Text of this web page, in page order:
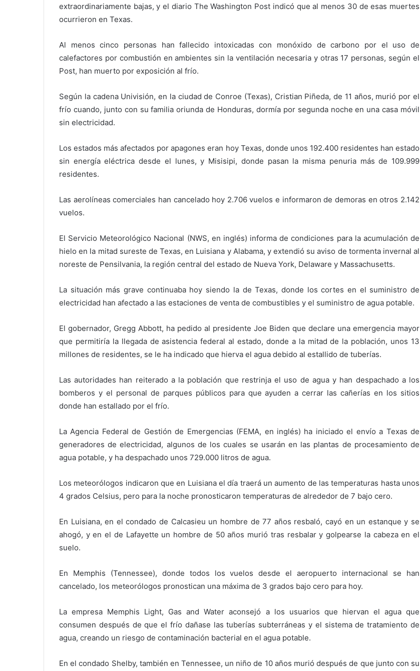
extraordinariamente bajas, y el diario The Washington Post indicó que al menos 30 de esas muertes
ocurrieron en Texas.
Al menos cinco personas han fallecido intoxicadas con monóxido de carbono por el uso de
calefactores por combustión en ambientes sin la ventilación necesaria y otras 17 personas, según el
Post, han muerto por exposición al frío.
Según la cadena Univisión, en la ciudad de Conroe (Texas), Cristian Piñeda, de 11 años, murió por el
frío cuando, junto con su familia oriunda de Honduras, dormía por segunda noche en una casa móvil
sin electricidad.
Los estados más afectados por apagones eran hoy Texas, donde unos 192.400 residentes han estado
sin energía eléctrica desde el lunes, y Misisipi, donde pasan la misma penuria más de 109.999
residentes.
Las aerolíneas comerciales han cancelado hoy 2.706 vuelos e informaron de demoras en otros 2.142
vuelos.
El Servicio Meteorológico Nacional (NWS, en inglés) informa de condiciones para la acumulación de
hielo en la mitad sureste de Texas, en Luisiana y Alabama, y extendió su aviso de tormenta invernal al
noreste de Pensilvania, la región central del estado de Nueva York, Delaware y Massachusetts.
La situación más grave continuaba hoy siendo la de Texas, donde los cortes en el suministro de
electricidad han afectado a las estaciones de venta de combustibles y el suministro de agua potable.
El gobernador, Gregg Abbott, ha pedido al presidente Joe Biden que declare una emergencia mayor
que permitiría la llegada de asistencia federal al estado, donde a la mitad de la población, unos 13
millones de residentes, se le ha indicado que hierva el agua debido al estallido de tuberías.
Las autoridades han reiterado a la población que restrinja el uso de agua y han despachado a los
bomberos y el personal de parques públicos para que ayuden a cerrar las cañerías en los sitios
donde han estallado por el frío.
La Agencia Federal de Gestión de Emergencias (FEMA, en inglés) ha iniciado el envío a Texas de
generadores de electricidad, algunos de los cuales se usarán en las plantas de procesamiento de
agua potable, y ha despachado unos 729.000 litros de agua.
Los meteorólogos indicaron que en Luisiana el día traerá un aumento de las temperaturas hasta unos
4 grados Celsius, pero para la noche pronosticaron temperaturas de alrededor de 7 bajo cero.
En Luisiana, en el condado de Calcasieu un hombre de 77 años resbaló, cayó en un estanque y se
ahogó, y en el de Lafayette un hombre de 50 años murió tras resbalar y golpearse la cabeza en el
suelo.
En Memphis (Tennessee), donde todos los vuelos desde el aeropuerto internacional se han
cancelado, los meteorólogos pronostican una máxima de 3 grados bajo cero para hoy.
La empresa Memphis Light, Gas and Water aconsejó a los usuarios que hiervan el agua que
consumen después de que el frío dañase las tuberías subterráneas y el sistema de tratamiento de
agua, creando un riesgo de contaminación bacterial en el agua potable.
En el condado Shelby, también en Tennessee, un niño de 10 años murió después de que junto con su